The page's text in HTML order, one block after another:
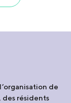
de
des résidents